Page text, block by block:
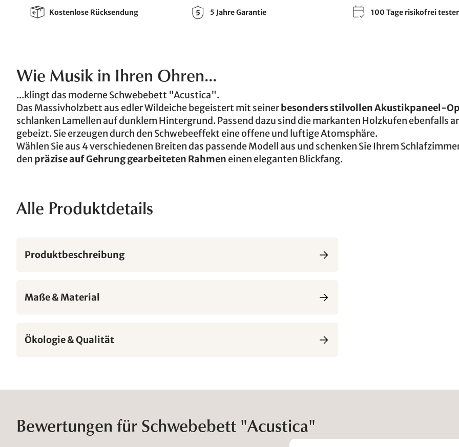
Kostenlose Rücksendung 5 Jahre Garantie 100 Tage risikofrei
Wie Musik in Ihren Ohren...
...klingt das moderne Schwebebett "Acustica".
Das Massivholzbett aus edler Wildeiche begeistert mit seinerbesonders stilvollen Akustikpaneel-
schlanken Lamellen auf dunklem Hintergrund. Passend dazu sind die markanten Holzkufen ebenfalls
gebeizt. Sie erzeugen durch den Schwebeeffekt eine offene und luftige Atomsphäre.
Wählen Sie aus 4 verschiedenen Breiten das passende Modell aus und schenken Sie Ihrem
den präzise auf Gehrung gearbeiteten Rahmen einen eleganten Blickfang.
Alle Produktdetails
Produktbeschreibung
Maße & Material
Ökologie & Qualität
Bewertungen für Schwebebett "Acustica"